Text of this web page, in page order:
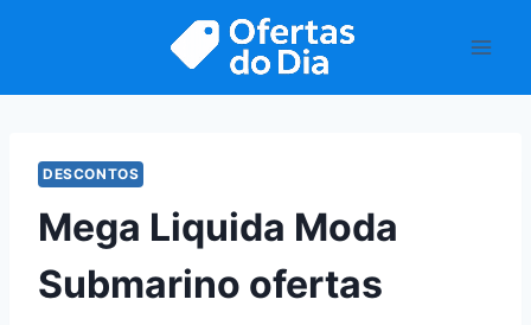
DESCONTOS
Mega Liquida Moda
Submarino ofertas